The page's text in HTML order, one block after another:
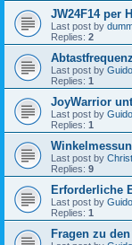
JW24F14 per
Last post by
Replies: 2
Last post by
Replies: 1
JoyWarrior
Last post by
Replies: 1
Last post by
Replies: 9
Erforderliche
Last post by
Replies: 1
Fragen zu